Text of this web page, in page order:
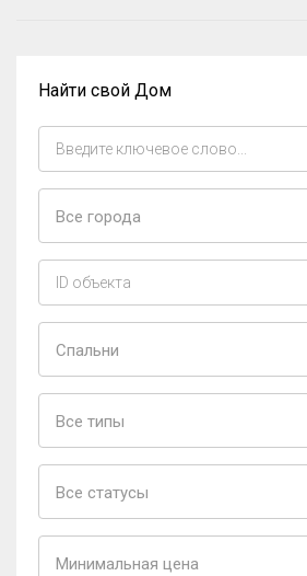
Найти свой Дом
Все города
Спальни
Все типы
Все статусы
Минимальная цена